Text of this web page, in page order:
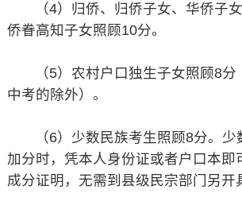
（4）归侨、归侨子女、华侨子女
侨眷高知子女照顾10分。
（5）农村户口独生子女照顾8分
中考的除外）。
（6）少数民族考生照顾8分。少
加分时，凭本人身份证或者户口本即
成分证明，无需到县级民宗部门另开